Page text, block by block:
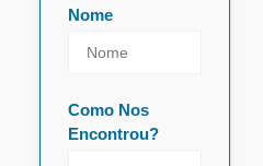
Nome
Como Nos
Encontrou?